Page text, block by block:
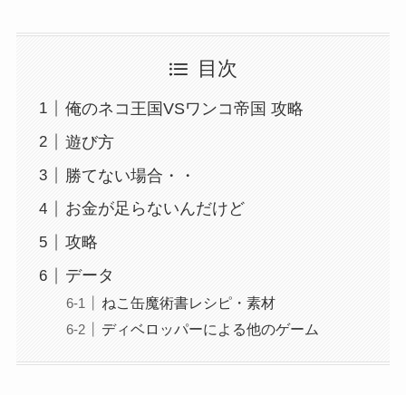
目次
俺のネコ王国VSワンコ帝国 攻略
遊び方
勝てない場合・・
お金が足らないんだけど
攻略
データ
ねこ缶魔術書レシピ・素材
ディベロッパーによる他のゲーム